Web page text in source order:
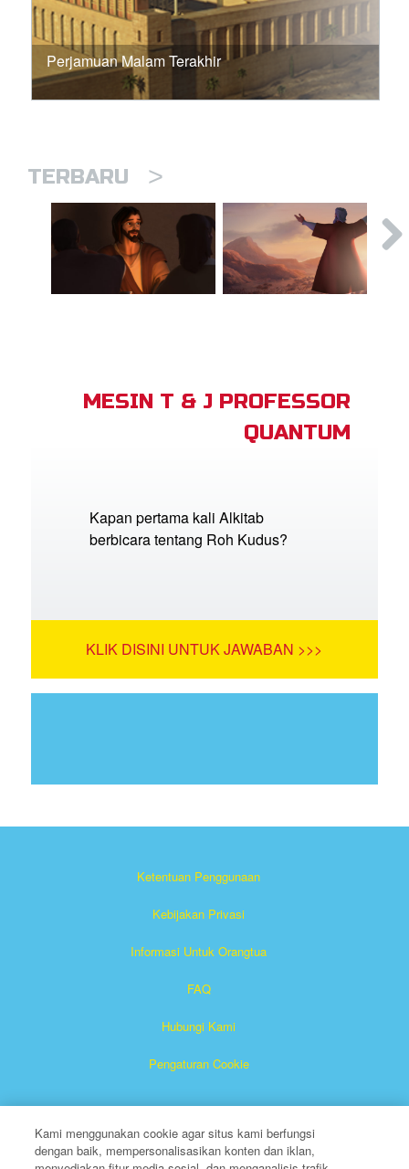
Perjamuan Malam Terakhir
TERBARU >
MESIN T & J PROFESSOR
QUANTUM
Kapan pertama kali Alkitab
berbicara tentang Roh Kudus?
KLIK DISINI UNTUK JAWABAN >>>
Ketentuan Penggunaan
Kebijakan Privasi
Informasi Untuk Orangtua
FAQ
Hubungi Kami
Pengaturan Cookie
Kami menggunakan cookie agar situs kami berfungsi
dengan baik, mempersonalisasikan konten dan iklan,